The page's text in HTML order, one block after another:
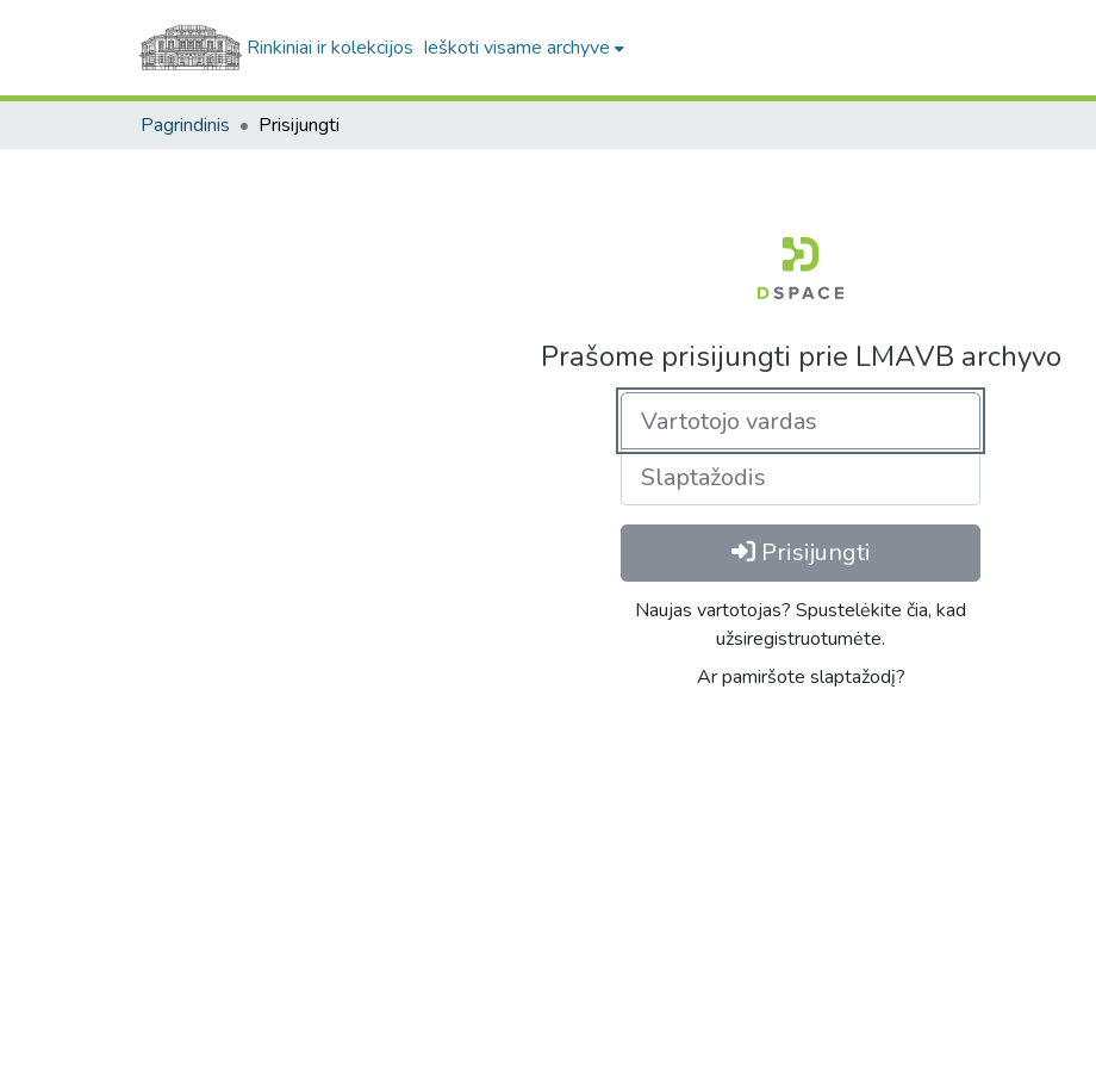
Rinkiniai ir kolekcijos Ieškoti visame archyve
Pagrindinis Prisijungti
Prašome prisijungti prie LMAVB archyvo
Prisijungti
Naujas vartotojas? Spustelėkite čia, kad
užsiregistruotumėte.
Ar pamiršote slaptažodį?